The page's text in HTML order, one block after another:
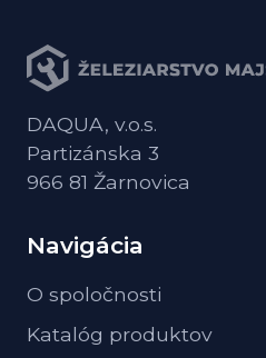
DAQUA, v.o.s.
Partizánska 3
966 81 Žarnovica
Navigácia
O spoločnosti
Katalóg produktov